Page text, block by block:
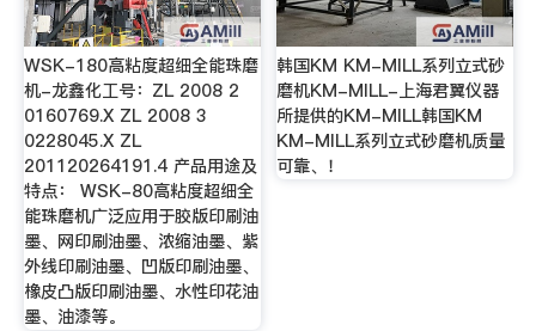
WSK-180高粘度超细全能珠磨
机-龙鑫化工号：ZL 2008 2
0160769.X ZL 2008 3
0228045.X ZL
201120264191.4 产品用途及
特点： WSK-80高粘度超细全
能珠磨机广泛应用于胶版印刷油
墨、网印刷油墨、浓缩油墨、紫
外线印刷油墨、凹版印刷油墨、
橡皮凸版印刷油墨、水性印花油
墨、油漆等。
韩国KM KM-MILL系列立式砂
磨机KM-MILL-上海君翼仪器
所提供的KM-MILL韩国KM
KM-MILL系列立式砂磨机质量
可靠、！